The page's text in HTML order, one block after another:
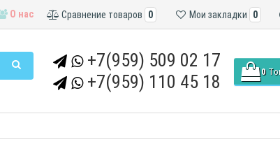
О нас Мои закладки 0
Сравнение товаров 0
+7(959) 509 02 17
+7(959) 110 45 18
0